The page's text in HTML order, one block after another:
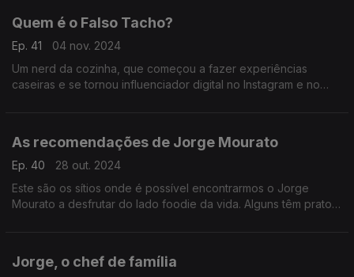
Quem é o Falso Tacho?
Ep. 41
04 nov. 2024
Um nerd da cozinha, que começou a fazer experiências
caseiras e se tornou influenciador digital no Instagram e no
As recomendações de Jorge Mourato
Ep. 40
28 out. 2024
Este são os sítios onde é possível encontrarmos o Jorge
Mourato a desfrutar do lado foodie da vida. Alguns têm pratos
Jorge, o chef de família